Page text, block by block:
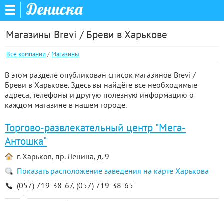
Дениска
Магазины Brevi / Бреви в Харькове
Все компании/ Магазины
В этом разделе опубликован список магазинов Brevi /
Бреви в Харькове. Здесь вы найдёте все необходимые
адреса, телефоны и другую полезную информацию о
каждом магазине в нашем городе.
Торгово-развлекательный центр "Мега-
Антошка"
г. Харьков, пр. Ленина, д. 9
Показать расположение заведения на карте Харькова
(057) 719-38-67, (057) 719-38-65